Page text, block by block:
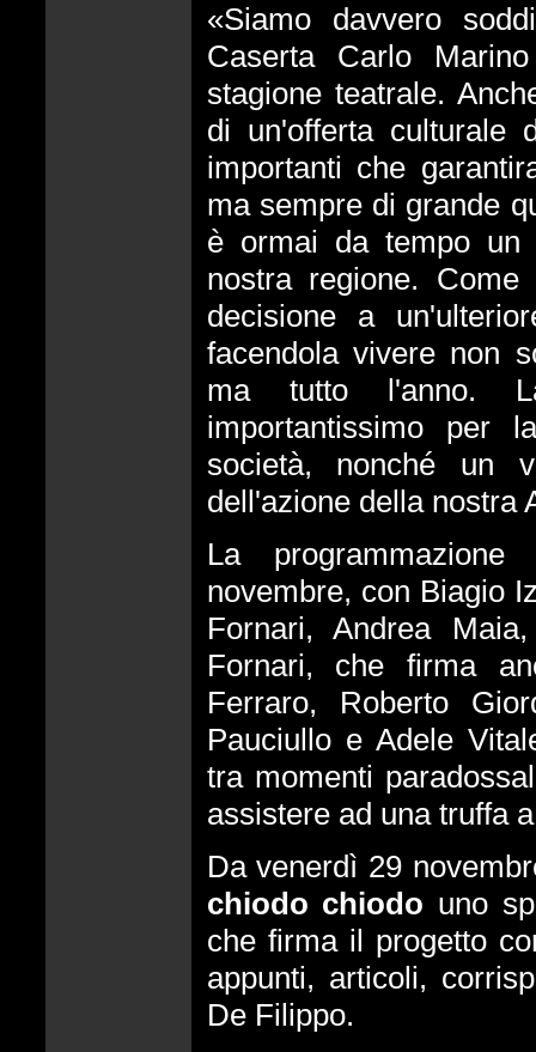
«Siamo davvero
Caserta Carlo
stagione teatrale.
di un'offerta culturale
importanti che
ma sempre di grande
è ormai da tempo un
nostra regione. Come
decisione a
facendola vivere non
ma tutto l'anno.
importantissimo per
società, nonché un
dell'azione della nostra
La
novembre, con Biagio
Fornari, Andrea
Fornari, che firma
Ferraro, Roberto
Pauciullo e Adele
tra momenti
assistere ad una truffa
Da venerdì 29
chiodo chiodo uno
che firma il progetto
appunti, articoli,
De Filippo.